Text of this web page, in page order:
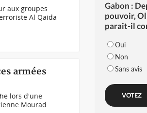
aux groupes
Al Qaida
armées
lors d'une
Gabon :
pouvoir,
parait-il
Oui
Non
Sans avis